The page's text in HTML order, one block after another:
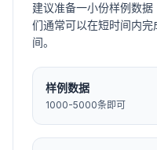
建议准备一小份样例数
们通常可以在短时间内
间。
样例数据
1000-5000条即可